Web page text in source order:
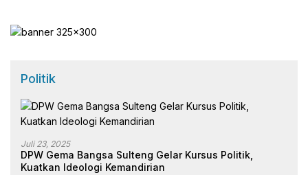
Politik
Juli 23, 2025
DPW Gema Bangsa Sulteng Gelar Kursus Politik,
Kuatkan Ideologi Kemandirian